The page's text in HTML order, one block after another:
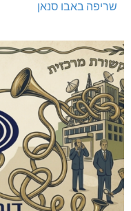
שריפה באבו סנאן